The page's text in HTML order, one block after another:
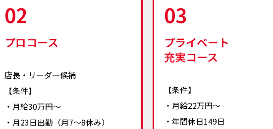
02
プロコース
店長・リーダー候補
【条件】
・月給30万円〜
・月23日出勤（月7～8休み）
03
プライベート
充実コース
【条件】
・月給22万円〜
・年間休日149日